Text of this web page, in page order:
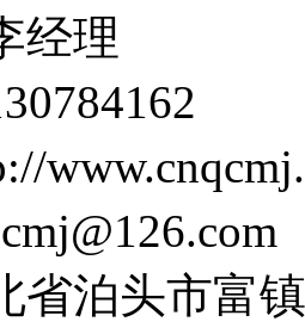
经理
省泊头市富